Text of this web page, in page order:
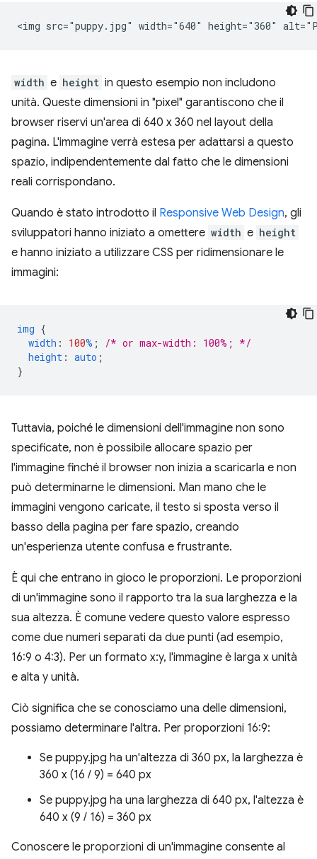
width e height in questo esempio non includono
unità. Queste dimensioni in "pixel" garantiscono che il
browser riservi un'area di 640 x 360 nel layout della
pagina. L'immagine verrà estesa per adattarsi a questo
spazio, indipendentemente dal fatto che le dimensioni
reali corrispondano.
Quando è stato introdotto il Responsive Web Design, gli
sviluppatori hanno iniziato a omettere width e height
e hanno iniziato a utilizzare CSS per ridimensionare le
immagini:
img {
width : 100% ;
/* or max-width: 100%; */
height : auto ;
}
Tuttavia, poiché le dimensioni dell'immagine non sono
specificate, non è possibile allocare spazio per
l'immagine finché il browser non inizia a scaricarla e non
può determinarne le dimensioni. Man mano che le
immagini vengono caricate, il testo si sposta verso il
basso della pagina per fare spazio, creando
un'esperienza utente confusa e frustrante.
È qui che entrano in gioco le proporzioni. Le proporzioni
di un'immagine sono il rapporto tra la sua larghezza e la
sua altezza. È comune vedere questo valore espresso
come due numeri separati da due punti (ad esempio,
16:9 o 4:3). Per un formato x:y, l'immagine è larga x unità
e alta y unità.
Ciò significa che se conosciamo una delle dimensioni,
possiamo determinare l'altra. Per proporzioni 16:9:
Se puppy.jpg ha un'altezza di 360 px, la larghezza è
360 x (16 / 9) = 640 px
Se puppy.jpg ha una larghezza di 640 px, l'altezza è
640 x (9 / 16) = 360 px
Conoscere le proporzioni di un'immagine consente al